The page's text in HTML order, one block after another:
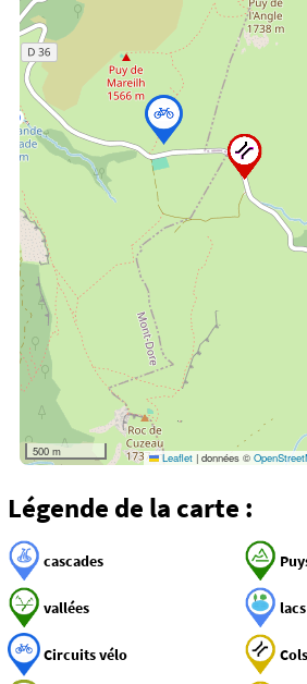
500 m Leaflet | données ©
Légende de la carte :
cascades
vallées lacs
Circuits vélo Cols